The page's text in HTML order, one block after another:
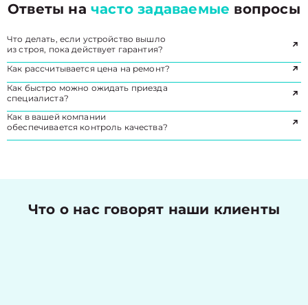
Ответы начасто задаваемые вопросы
Что делать, если устройство вышло
из строя, пока действует гарантия?
Как рассчитывается цена на ремонт?
Как быстро можно ожидать приезда
специалиста?
Как в вашей компании
обеспечивается контроль качества?
Что о нас говорят наши клиенты